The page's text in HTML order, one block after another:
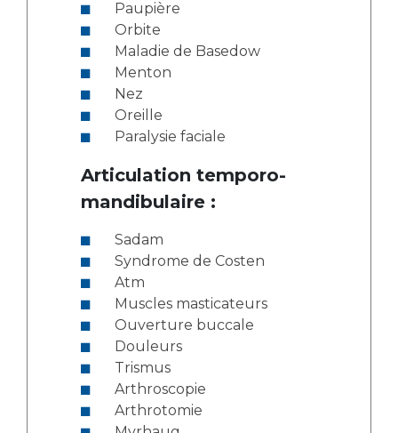
Paupière
Orbite
Maladie de Basedow
Menton
Nez
Oreille
Paralysie faciale
Articulation temporo-
mandibulaire :
Sadam
Syndrome de Costen
Atm
Muscles masticateurs
Ouverture buccale
Douleurs
Trismus
Arthroscopie
Arthrotomie